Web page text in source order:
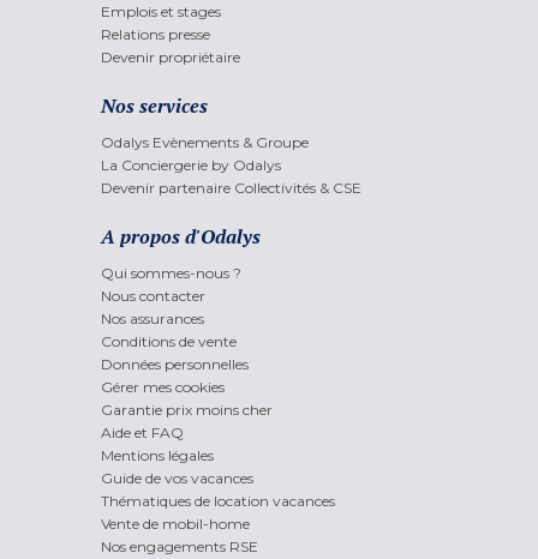
Emplois et stages
Relations presse
Devenir propriétaire
Nos services
Odalys Evènements & Groupe
La Conciergerie by Odalys
Devenir partenaire Collectivités & CSE
A propos d'Odalys
Qui sommes-nous ?
Nous contacter
Nos assurances
Conditions de vente
Données personnelles
Gérer mes cookies
Garantie prix moins cher
Aide et FAQ
Mentions légales
Guide de vos vacances
Thématiques de location vacances
Vente de mobil-home
Nos engagements RSE